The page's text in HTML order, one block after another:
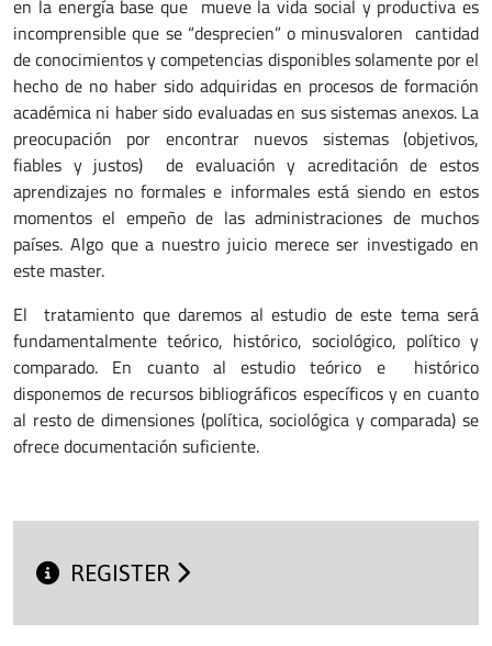
en la energía base que mueve la vida social y productiva es
incomprensible que se “desprecien” o minusvaloren cantidad
de conocimientos y competencias disponibles solamente por el
hecho de no haber sido adquiridas en procesos de formación
académica ni haber sido evaluadas en sus sistemas anexos. La
preocupación por encontrar nuevos sistemas (objetivos,
fiables y justos) de evaluación y acreditación de estos
aprendizajes no formales e informales está siendo en estos
momentos el empeño de las administraciones de muchos
países. Algo que a nuestro juicio merece ser investigado en
este master.
El tratamiento que daremos al estudio de este tema será
fundamentalmente teórico, histórico, sociológico, político y
comparado. En cuanto al estudio teórico e histórico
disponemos de recursos bibliográficos específicos y en cuanto
al resto de dimensiones (política, sociológica y comparada) se
ofrece documentación suficiente.
REGISTER